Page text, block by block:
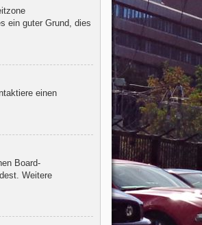
ein guter Grund, dies
einen
Board-
Weitere